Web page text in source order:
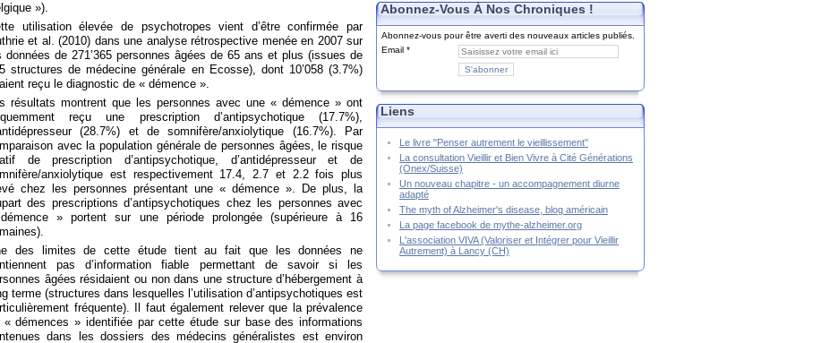
»).
utilisation élevée de psychotropes vient d’être confirmée par
et al. (2010) dans une analyse rétrospective menée en 2007 sur
données de 271’365 personnes âgées de 65 ans et plus (issues de
structures de médecine générale en Ecosse), dont 10’058 (3.7%)
reçu le diagnostic de « démence ».
résultats montrent que les personnes avec une « démence » ont
reçu une prescription d’antipsychotique (17.7%),
(28.7%) et de somnifère/anxiolytique (16.7%). Par
avec la population générale de personnes âgées, le risque
de prescription d’antipsychotique, d’antidépresseur et de
anxiolytique est respectivement 17.4, 2.7 et 2.2 fois plus
chez les personnes présentant une « démence ». De plus, la
des prescriptions d’antipsychotiques chez les personnes avec
» portent sur une période prolongée (supérieure à 16
des limites de cette étude tient au fait que les données ne
pas d’information fiable permettant de savoir si les
âgées résidaient ou non dans une structure d’hébergement à
terme (structures dans lesquelles l’utilisation d’antipsychotiques est
fréquente). Il faut également relever que la prévalence
« démences » identifiée par cette étude sur base des informations
dans les dossiers des médecins généralistes est environ
Abonnez-Vous À Nos Chroniques !
Abonnez-vous pour être averti des nouveaux articles publiés.
Email
Liens
Le livre "Penser autrement le vieillissement"
La consultation Vieillir et Bien Vivre à Cité Générations
(Onex/Suisse)
Un nouveau chapitre - un accompagnement diurne
adapté
The myth of Alzheimer's disease, blog américain
La page facebook de mythe-alzheimer.org
L'association VIVA (Valoriser et Intégrer pour Vieillir
Autrement) à Lancy (CH)